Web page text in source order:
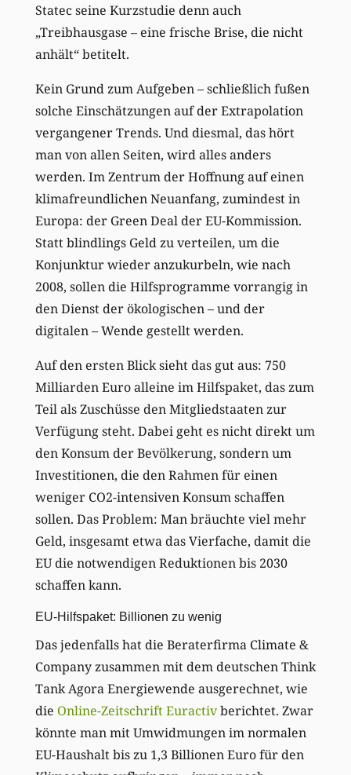
Statec seine Kurzstudie denn auch
„Treibhausgase – eine frische Brise, die nicht
anhält“ betitelt.
Kein Grund zum Aufgeben – schließlich fußen
solche Einschätzungen auf der Extrapolation
vergangener Trends. Und diesmal, das hört
man von allen Seiten, wird alles anders
werden. Im Zentrum der Hoffnung auf einen
klimafreundlichen Neuanfang, zumindest in
Europa: der Green Deal der EU-Kommission.
Statt blindlings Geld zu verteilen, um die
Konjunktur wieder anzukurbeln, wie nach
2008, sollen die Hilfsprogramme vorrangig in
den Dienst der ökologischen – und der
digitalen – Wende gestellt werden.
Auf den ersten Blick sieht das gut aus: 750
Milliarden Euro alleine im Hilfspaket, das zum
Teil als Zuschüsse den Mitgliedstaaten zur
Verfügung steht. Dabei geht es nicht direkt um
den Konsum der Bevölkerung, sondern um
Investitionen, die den Rahmen für einen
weniger CO2-intensiven Konsum schaffen
sollen. Das Problem: Man bräuchte viel mehr
Geld, insgesamt etwa das Vierfache, damit die
EU die notwendigen Reduktionen bis 2030
schaffen kann.
EU-Hilfspaket: Billionen zu wenig
Das jedenfalls hat die Beraterfirma Climate &
Company zusammen mit dem deutschen Think
Tank Agora Energiewende ausgerechnet, wie
die Online-Zeitschrift Euractivberichtet. Zwar
könnte man mit Umwidmungen im normalen
EU-Haushalt bis zu 1,3 Billionen Euro für den